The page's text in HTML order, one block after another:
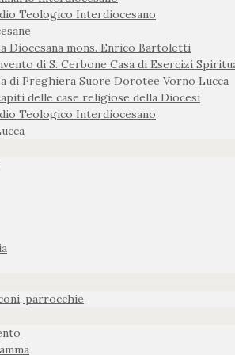
Teologico Interdiocesano
Diocesana mons. Enrico Bartoletti
di S. Cerbone Casa di Esercizi
di Preghiera Suore Dorotee Vorno Lucca
delle case religiose della Diocesi
Teologico Interdiocesano
parrocchie